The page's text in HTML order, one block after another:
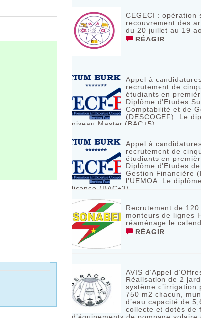
CEGECI : opération
recouvrement des
du 20 juillet au 19
RÉAGIR
Appel à
recrutement de
étudiants en
Diplôme d’Etudes
Comptabilité et de
(DESCOGEF). Le
niveau Master (BAC+5)
Appel à
recrutement de
étudiants en
Diplôme d’Etudes
Gestion Financière
l’UEMOA. Le
licence (BAC+3)
Recrutement de
monteurs de lignes
réaménage le
RÉAGIR
AVIS d’Appel
Réalisation de 2
système d’irrigation
750 m2 chacun,
d’eau capacité de
collecte et dotés de